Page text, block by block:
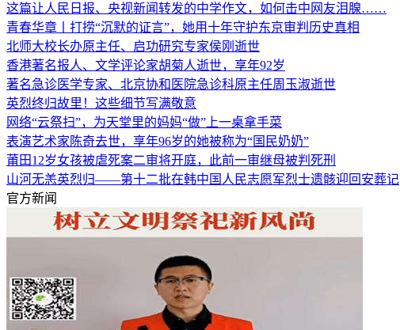
这篇让人民日报、央视新闻转发的中学作文，如何击中网友泪腺……
青春华章丨打捞“沉默的证言”，她用十年守护东京审判历史真相
北师大校长办原主任、启功研究专家侯刚逝世
香港著名报人、文学评论家胡菊人逝世，享年92岁
著名急诊医学专家、北京协和医院急诊科原主任周玉淑逝世
英烈终归故里！这些细节写满敬意
网络“云祭扫”，为天堂里的妈妈“做”上一桌拿手菜
表演艺术家陈奇去世，享年96岁的她被称为“国民奶奶”
莆田12岁女孩被虐死案二审将开庭，此前一审继母被判死刑
山河无恙英烈归——第十二批在韩中国人民志愿军烈士遗骸迎回安葬记
官方新闻